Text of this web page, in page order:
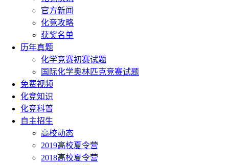
官方新闻
化竞攻略
获奖名单
历年真题
化学竞赛初赛试题
国际化学奥林匹克竞赛试题
免费视频
化竞知识
化竞科普
自主招生
高校动态
2019高校夏令营
2018高校夏令营